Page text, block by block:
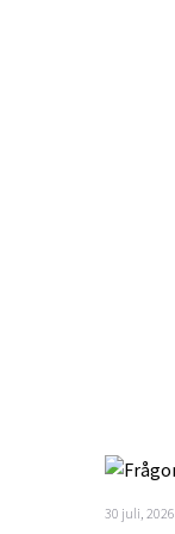
30 juli, 2026